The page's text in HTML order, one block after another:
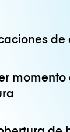
de
momento